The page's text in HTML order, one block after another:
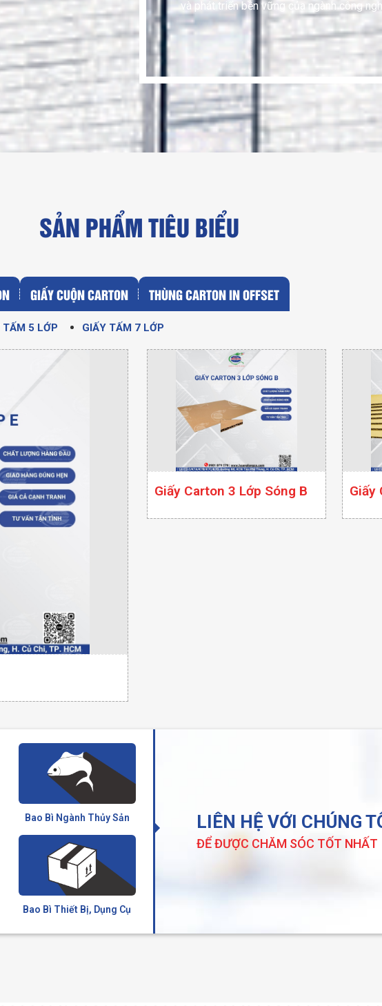
và phát triển bền vững của ngành công
SẢN PHẨM TIÊU BIỂU
GIẤY CUỘN CARTON THÙNG CARTON IN OFFSET
TẤM 5 LỚP GIẤY TẤM 7 LỚP
Giấy Carton 3 Lớp Sóng B Giấy
THÙNG CARTON ĐỰNG
TRÁI CÂY
NÔNG SẢN
HẢI
ĐỰNG LỊCH THÙNG CARTON ĐỰNG NƯỚC
Bao Bì Ngành Thủy Sản
Bao Bì Thiết Bị, Dụng Cụ
LIÊN HỆ VỚI CHÚNG
ĐỂ ĐƯỢC CHĂM SÓC TỐT NHẤT